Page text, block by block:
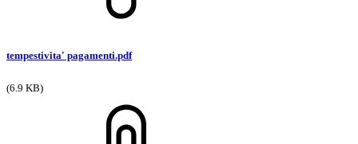
tempestivita' pagamenti.pdf
(6.9 KB)